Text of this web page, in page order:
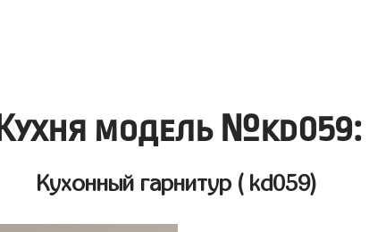
Кухня модель №kd059:
Кухонный гарнитур ( kd059)